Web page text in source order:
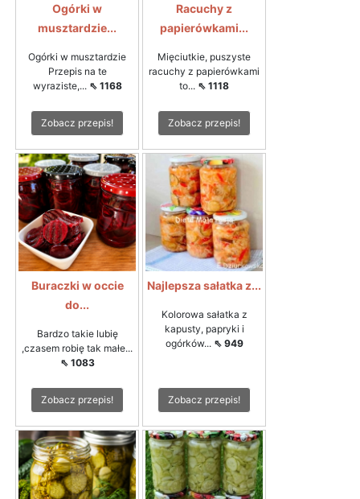
Ogórki w
musztardzie...
Ogórki w musztardzie
Przepis na te
wyraziste,... ⇖ 1168
Zobacz przepis!
Racuchy z
papierówkami...
Mięciutkie, puszyste
racuchy z papierówkami
to... ⇖ 1118
Zobacz przepis!
Buraczki w occie
do...
Bardzo takie lubię
,czasem robię tak małe...
⇖ 1083
Zobacz przepis!
Najlepsza sałatka z...
Kolorowa sałatka z
kapusty, papryki i
ogórków... ⇖ 949
Zobacz przepis!